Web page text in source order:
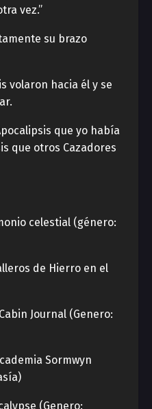
vez.”
su brazo
volaron hacia él y se
que yo había
que otros Cazadores
celestial (género:
de Hierro en el
Journal (Genero:
Sormwyn
(Genero: